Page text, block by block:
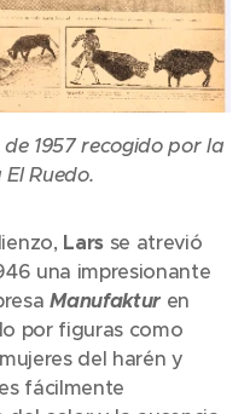
1957 recogido por la
Ruedo.
Lars se atrevió
una impresionante
Manufaktur en
por figuras como
del harén y
fácilmente